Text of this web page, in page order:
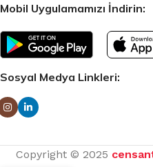
Mobil Uygulamamızı İndirin:
Sosyal Medya Linkleri:
Copyright © 2025